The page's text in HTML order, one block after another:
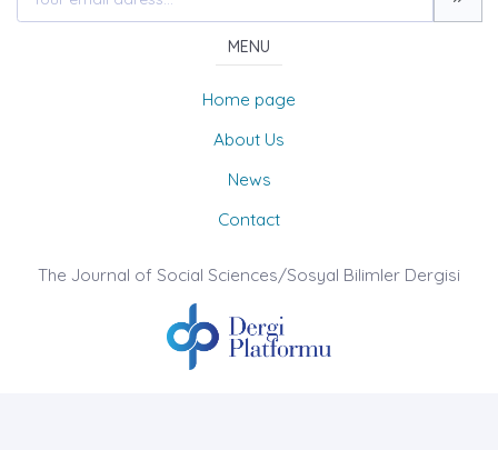
MENU
Home page
About Us
News
Contact
The Journal of Social Sciences/Sosyal Bilimler Dergisi